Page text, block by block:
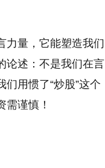
力量，它能塑造我们
论述：不是我们在言
用惯了“炒股”这个
谨慎！